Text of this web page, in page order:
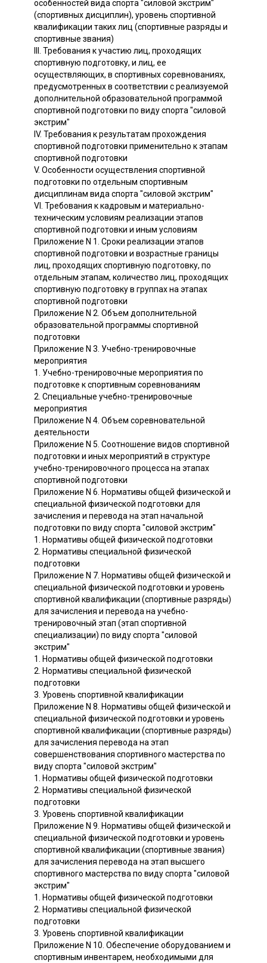
особенностей вида спорта "силовой экстрим"
(спортивных дисциплин), уровень спортивной
квалификации таких лиц (спортивные разряды и
спортивные звания)
III. Требования к участию лиц, проходящих
спортивную подготовку, и лиц, ее
осуществляющих, в спортивных соревнованиях,
предусмотренных в соответствии с реализуемой
дополнительной образовательной программой
спортивной подготовки по виду спорта "силовой
экстрим"
IV. Требования к результатам прохождения
спортивной подготовки применительно к этапам
спортивной подготовки
V. Особенности осуществления спортивной
подготовки по отдельным спортивным
дисциплинам вида спорта "силовой экстрим"
VI. Требования к кадровым и материально-
техническим условиям реализации этапов
спортивной подготовки и иным условиям
Приложение N 1. Сроки реализации этапов
спортивной подготовки и возрастные границы
лиц, проходящих спортивную подготовку, по
отдельным этапам, количество лиц, проходящих
спортивную подготовку в группах на этапах
спортивной подготовки
Приложение N 2. Объем дополнительной
образовательной программы спортивной
подготовки
Приложение N 3. Учебно-тренировочные
мероприятия
1. Учебно-тренировочные мероприятия по
подготовке к спортивным соревнованиям
2. Специальные учебно-тренировочные
мероприятия
Приложение N 4. Объем соревновательной
деятельности
Приложение N 5. Соотношение видов спортивной
подготовки и иных мероприятий в структуре
учебно-тренировочного процесса на этапах
спортивной подготовки
Приложение N 6. Нормативы общей физической и
специальной физической подготовки для
зачисления и перевода на этап начальной
подготовки по виду спорта "силовой экстрим"
1. Нормативы общей физической подготовки
2. Нормативы специальной физической
подготовки
Приложение N 7. Нормативы общей физической и
специальной физической подготовки и уровень
спортивной квалификации (спортивные разряды)
для зачисления и перевода на учебно-
тренировочный этап (этап спортивной
специализации) по виду спорта "силовой
экстрим"
1. Нормативы общей физической подготовки
2. Нормативы специальной физической
подготовки
3. Уровень спортивной квалификации
Приложение N 8. Нормативы общей физической и
специальной физической подготовки и уровень
спортивной квалификации (спортивные разряды)
для зачисления перевода на этап
совершенствования спортивного мастерства по
виду спорта "силовой экстрим"
1. Нормативы общей физической подготовки
2. Нормативы специальной физической
подготовки
3. Уровень спортивной квалификации
Приложение N 9. Нормативы общей физической и
специальной физической подготовки и уровень
спортивной квалификации (спортивные звания)
для зачисления перевода на этап высшего
спортивного мастерства по виду спорта "силовой
экстрим"
1. Нормативы общей физической подготовки
2. Нормативы специальной физической
подготовки
3. Уровень спортивной квалификации
Приложение N 10. Обеспечение оборудованием и
спортивным инвентарем, необходимыми для